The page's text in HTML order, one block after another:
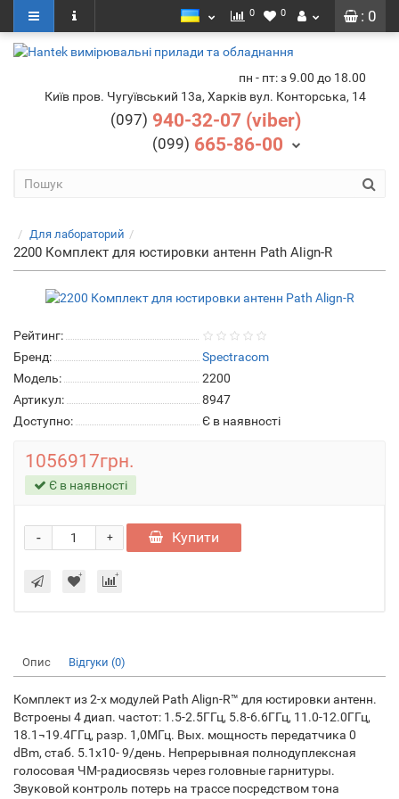
: 0
0 0
пн - пт: з 9.00 до 18.00
Київ пров. Чугуївський 13а, Харків вул. Конторська, 14
(097) 940-32-07 (viber)
(099) 665-86-00
Для лабораторий
2200 Комплект для юстировки антенн Path Align-R
Рейтинг:
Бренд:
Spectracom
Модель:
2200
Артикул:
8947
Доступно:
Є в наявності
1056917грн.
Є в наявності
+
- Купити
Опис Відгуки (0)
Комплект из 2-х модулей Path Align-R™ для юстировки антенн.
Встроены 4 диап. частот: 1.5-2.5ГГц, 5.8-6.6ГГц, 11.0-12.0ГГц,
18.1¬19.4ГГц, разр. 1,0МГц. Вых. мощность передатчика 0
dBm, стаб. 5.1x10- 9/день. Непрерывная полнодуплексная
голосовая ЧМ-радиосвязь через головные гарнитуры.
Звуковой контроль потерь на трассе посредством тона